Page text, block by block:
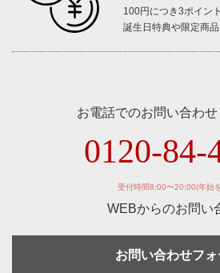
100円につき3ポイン
誕生日特典や限定商品
お電話でのお問い合わ
0120-84-
受付時間8:00〜20:00(年始
WEBからのお問い
お問い合わせフォ